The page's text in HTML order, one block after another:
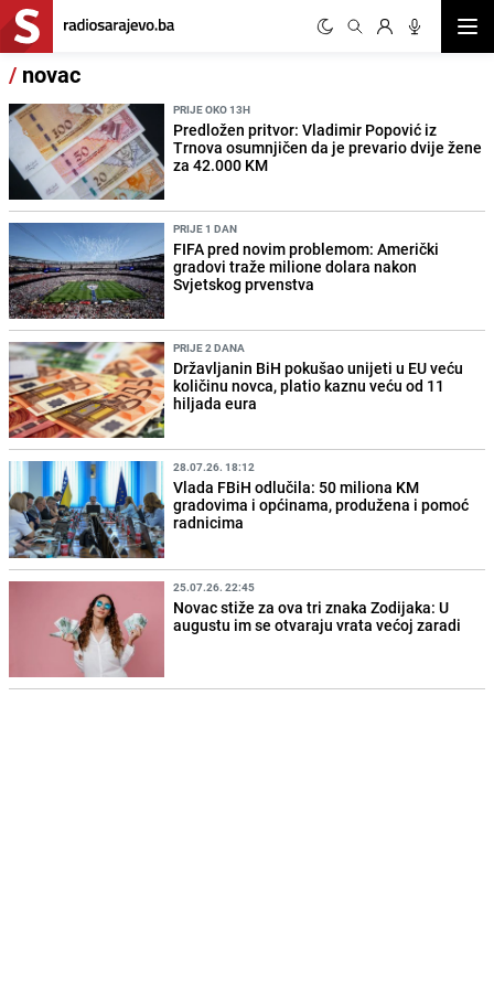
/ novac
PRIJE OKO 13H
Predložen pritvor: Vladimir Popović iz
Trnova osumnjičen da je prevario dvije žene
za 42.000 KM
PRIJE 1 DAN
FIFA pred novim problemom: Američki
gradovi traže milione dolara nakon
Svjetskog prvenstva
PRIJE 2 DANA
Državljanin BiH pokušao unijeti u EU veću
količinu novca, platio kaznu veću od 11
hiljada eura
28.07.26. 18:12
Vlada FBiH odlučila: 50 miliona KM
gradovima i općinama, produžena i pomoć
radnicima
25.07.26. 22:45
Novac stiže za ova tri znaka Zodijaka: U
augustu im se otvaraju vrata većoj zaradi